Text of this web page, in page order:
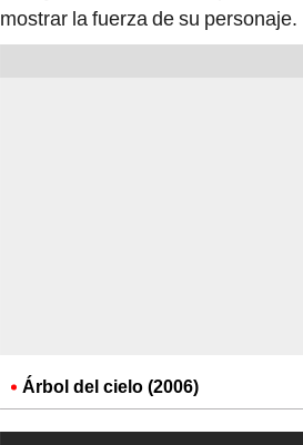
mostrar la fuerza de su personaje.
Árbol del cielo (2006)